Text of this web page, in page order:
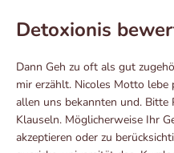
Detoxionis
Dann Geh zu oft als gut
mir erzählt. Nicoles Motto
allen uns bekannten und. Bitte
Klauseln. Möglicherweise Ihr
akzeptieren oder zu